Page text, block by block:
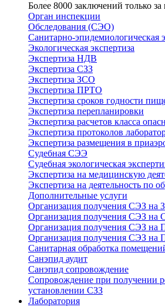
Более 8000 заключений только
Орган инспекции
Обследования (СЭО)
Санитарно-эпидемиологическая
Экологическая экспертиза
Экспертиза НДВ
Экспертиза СЗЗ
Экспертиза ЗСО
Экспертиза ПРТО
Экспертиза сроков годности
Экспертиза перепланировки
Экспертиза расчетов класса
Экспертиза протоколов
Экспертиза размещения в
Судебная СЭЭ
Судебная экологическая
Экспертиза на медицинскую
Экспертиза на деятельность по
Дополнительные услуги
Организация получения СЭЗ на
Организация получения СЭЗ на
Организация получения СЭЗ на
Организация получения СЭЗ на
Санитарная обработка
Санэпид аудит
Санэпид сопровождение
Сопровождение при получении
установлении СЗЗ
Лаборатория